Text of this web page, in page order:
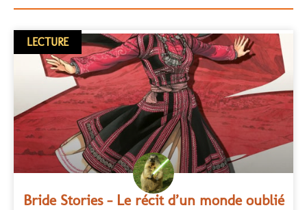
LECTURE
Bride Stories – Le récit d’un monde oublié